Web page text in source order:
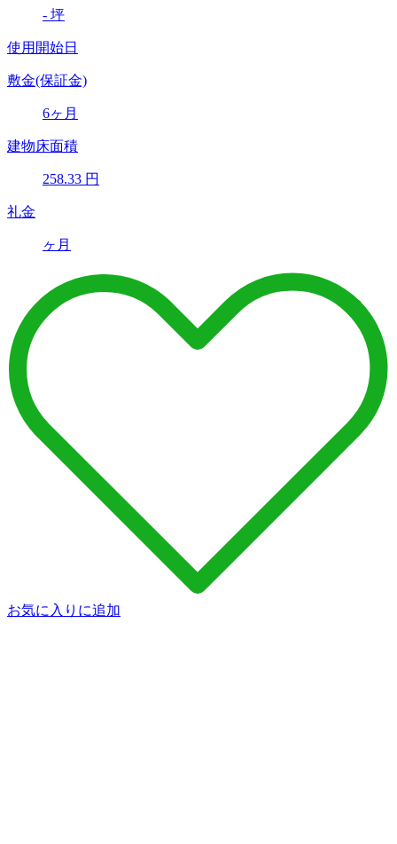
- 坪
使用開始日
敷金(保証金)
6ヶ月
建物床面積
258.33 円
礼金
ヶ月
お気に入りに追加